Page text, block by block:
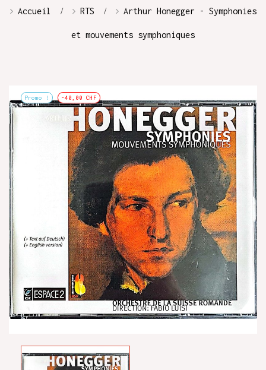
Accueil RTS Arthur Honegger - Symphonies
et mouvements symphoniques
Promo ! -40,00 CHF